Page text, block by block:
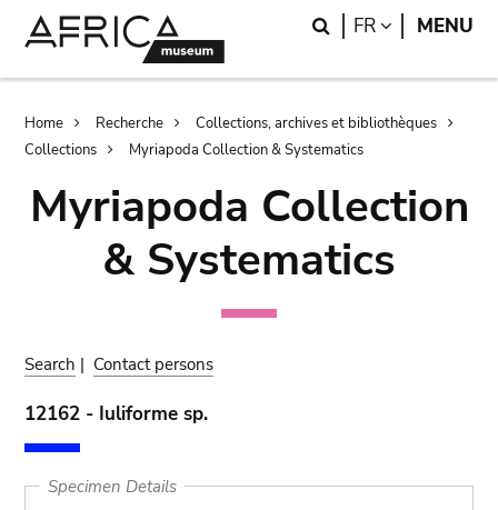
Search
FR LANGUAGE
MENU
Breadcrumb
Home Recherche
Collections, archives et bibliothèques
Collections
Myriapoda Collection & Systematics
Myriapoda Collection
& Systematics
Search | Contact persons
12162 - Iuliforme sp.
Specimen Details